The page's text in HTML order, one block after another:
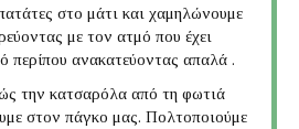
στο μάτι και χαμηλώνουμε
με τον ατμό που έχει
περίπου ανακατεύοντας απαλά .
την κατσαρόλα από τη φωτιά
στον πάγκο μας. Πολτοποιούμε